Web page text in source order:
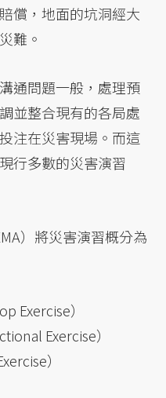
償，地面的坑洞經大
難。
通問題一般，處理預
並整合現有的各局處
注在災害現場。而這
行多數的災害演習
）將災害演習概分為
Exercise）
Exercise）
）